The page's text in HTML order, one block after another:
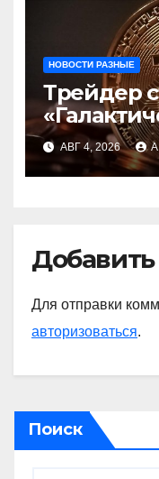
НОВОСТИ РАЗНЫЕ
Трейдер
Circle,
АВГ 4, 2026
Для отправки
авторизоваться.
Поиск